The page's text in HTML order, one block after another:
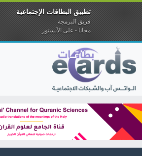
تطبيق البطاقات الإجتماعية
فريق البرمجة
مجانا - على الآبستور